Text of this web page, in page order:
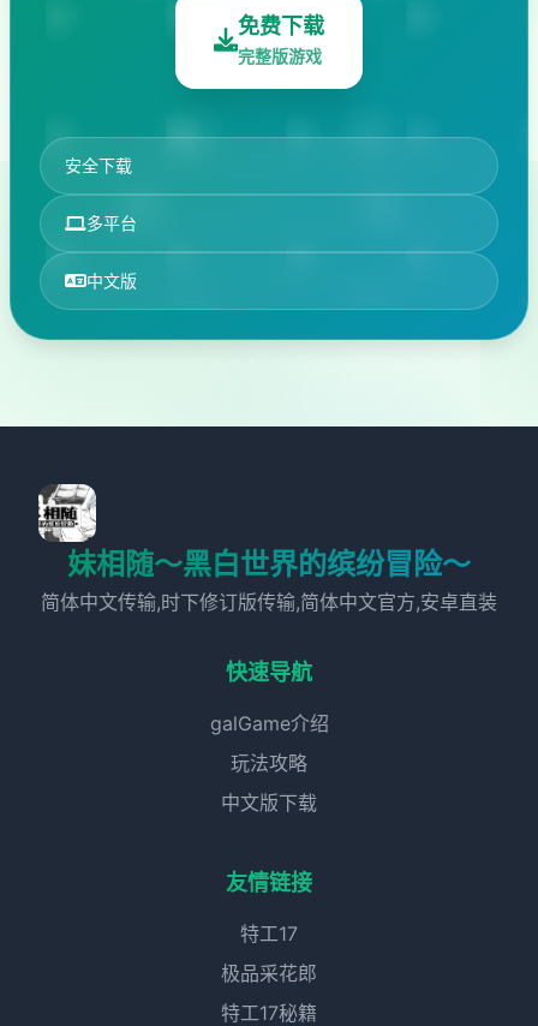
免费下载
完整版游戏
安全下载
多平台
中文版
妹相随～黑白世界的缤纷冒险～
简体中文传输,时下修订版传输,简体中文官方,安卓直装
快速导航
galGame介绍
玩法攻略
中文版下载
友情链接
特工17
极品采花郎
特工17秘籍